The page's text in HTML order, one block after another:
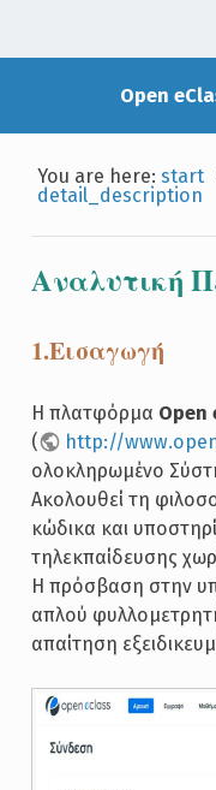
Open
You are here:start
detail_description
Αναλυτική
1.Εισαγωγή
Η πλατφόρμα Open
(
http://
ολοκληρωμένο
Ακολουθεί τη
κώδικα και
τηλεκπαίδευσης
Η πρόσβαση στην
απλού
απαίτηση